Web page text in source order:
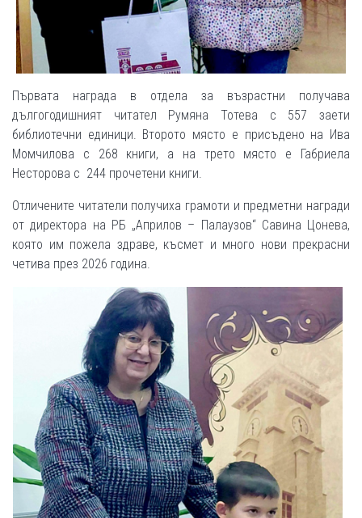
Първата награда в отдела за възрастни получава
дългогодишният читател Румяна Тотева с 557 заети
библиотечни единици. Второто място е присъдено на Ива
Момчилова с 268 книги, а на трето място е Габриела
Несторова с 244 прочетени книги.
Отличените читатели получиха грамоти и предметни награди
от директора на РБ „Априлов – Палаузов“ Савина Цонева,
която им пожела здраве, късмет и много нови прекрасни
четива през 2026 година.